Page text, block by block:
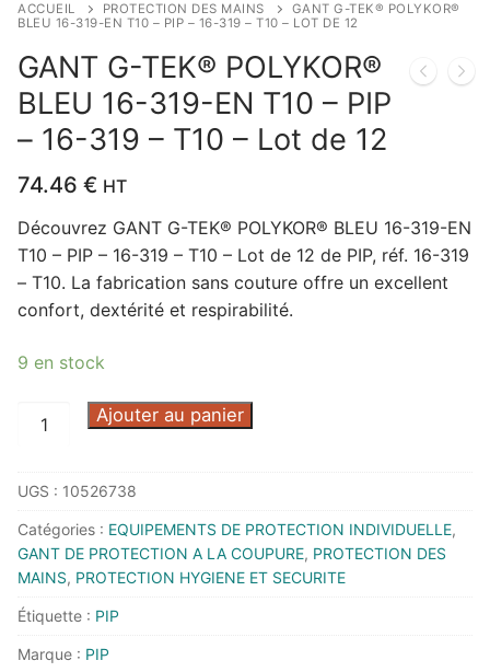
ACCUEIL PROTECTION DES MAINS
GANT G-TEK® POLYKOR®
BLEU 16-319-EN T10 – PIP – 16-319 – T10 – LOT DE 12
GANT G-TEK® POLYKOR®
BLEU 16-319-EN T10 – PIP
– 16-319 – T10 – Lot de 12
74.46 € HT
Découvrez GANT G-TEK® POLYKOR® BLEU 16-319-EN
T10 – PIP – 16-319 – T10 – Lot de 12 de PIP, réf. 16-319
– T10. La fabrication sans couture offre un excellent
confort, dextérité et respirabilité.
9 en stock
quantité
G-
TEK®
POLYKOR®
BLEU
16-
319-
EN
Ajouter au panier
UGS : 10526738
Catégories : EQUIPEMENTS DE PROTECTION INDIVIDUELLE,
GANT DE PROTECTION A LA COUPURE, PROTECTION DES
MAINS, PROTECTION HYGIENE ET SECURITE
Étiquette : PIP
Marque : PIP